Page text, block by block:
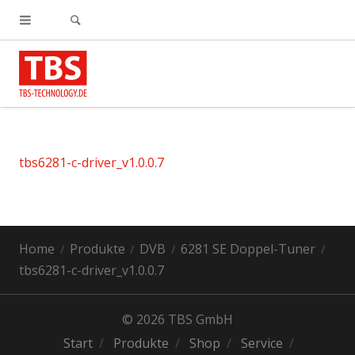
tbs6281-c-driver_v1.0.0.7
Home Produkte DVB
6281 SE Doppel-Tuner
tbs6281-c-driver_v1.0.0.7
© 2026 TBS GmbH
Start
Produkte Shop
Service